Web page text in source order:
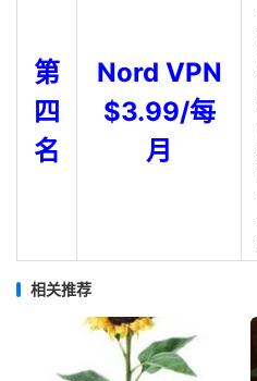
第
四
名
Nord VPN
$3.99/每
月
相关推荐